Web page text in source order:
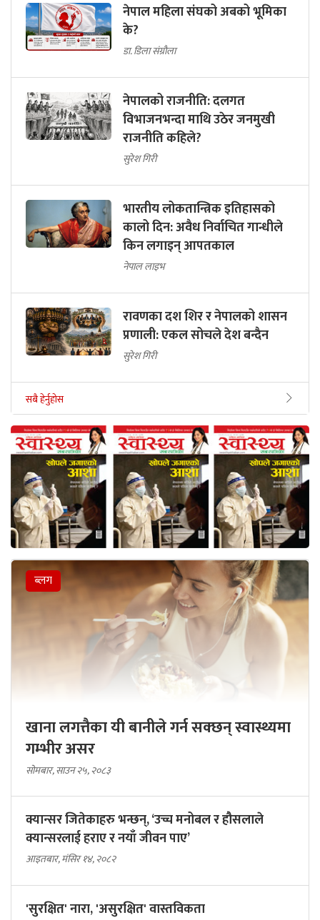
नेपाल महिला संघको अबको भूमिका
के?
डा. डिला संग्रौला
नेपालको राजनीति: दलगत
विभाजनभन्दा माथि उठेर जनमुखी
राजनीति कहिले?
सुरेश गिरी
भारतीय लोकतान्त्रिक इतिहासको
कालो दिन: अवैध निर्वाचित गान्धीले
किन लगाइन् आपतकाल
नेपाल लाइभ
रावणका दश शिर र नेपालको शासन
प्रणाली: एकल सोचले देश बन्दैन
सुरेश गिरी
सबै हेर्नुहोस
ब्लग
खाना लगत्तैका यी बानीले गर्न सक्छन् स्वास्थ्यमा
गम्भीर असर
सोमबार, साउन २५, २०८३
क्यान्सर जितेकाहरु भन्छन्, ‘उच्च मनोबल र हौसलाले
क्यान्सरलाई हराए र नयाँ जीवन पाए’
आइतबार, मंसिर १४, २०८२
'सुरक्षित' नारा, 'असुरक्षित' वास्तविकता